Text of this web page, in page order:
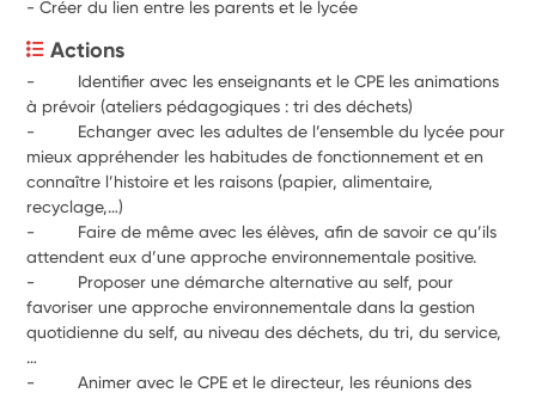
- Créer du lien entre les parents et le lycée
Actions
-         Identifier avec les enseignants et le CPE les animations
à prévoir (ateliers pédagogiques : tri des déchets)
-         Echanger avec les adultes de l’ensemble du lycée pour
mieux appréhender les habitudes de fonctionnement et en
connaître l’histoire et les raisons (papier, alimentaire,
recyclage,…)
-         Faire de même avec les élèves, afin de savoir ce qu’ils
attendent eux d’une approche environnementale positive.
-         Proposer une démarche alternative au self, pour
favoriser une approche environnementale dans la gestion
quotidienne du self, au niveau des déchets, du tri, du service,
…
-         Animer avec le CPE et le directeur, les réunions des